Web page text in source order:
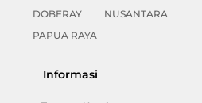
DOBERAY
PAPUA RAYA
NUSANTARA
Informasi